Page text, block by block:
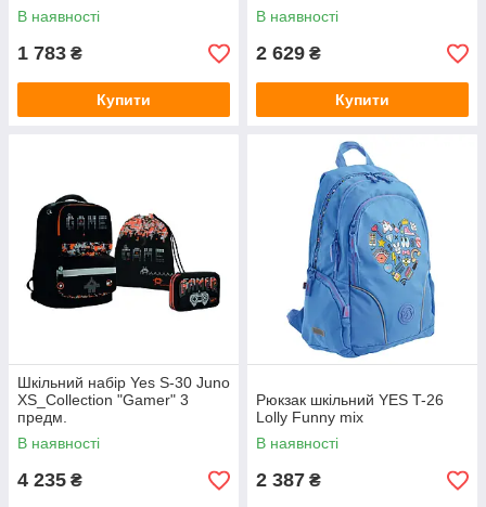
В наявності
1 783 ₴
Купити
В наявності
2 629 ₴
Купити
Шкільний набір Yes S-30 Juno
XS_Collection "Gamer" 3
предм.
В наявності
4 235 ₴
Рюкзак шкільний YES T-26
Lolly Funny mix
В наявності
2 387 ₴